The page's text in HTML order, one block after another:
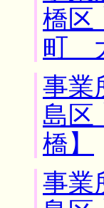
橋区
町
事業
島区
橋】
事業